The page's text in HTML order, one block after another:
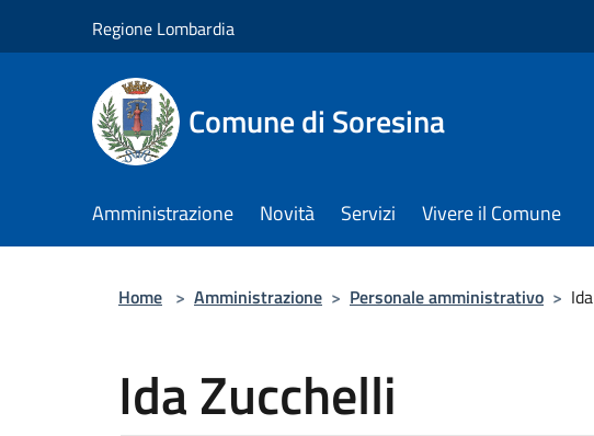
Regione Lombardia
Comune di Soresina
Amministrazione Novità Servizi Vivere il Comune
Home > Amministrazione > Personale amministrativo >
Ida Zucchelli